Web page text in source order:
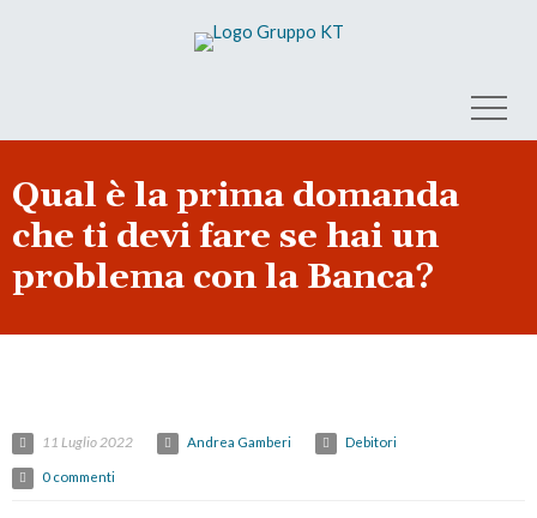
Qual è la prima domanda
che ti devi fare se hai un
problema con la Banca?
11 Luglio 2022 Andrea Gamberi Debitori
0 commenti